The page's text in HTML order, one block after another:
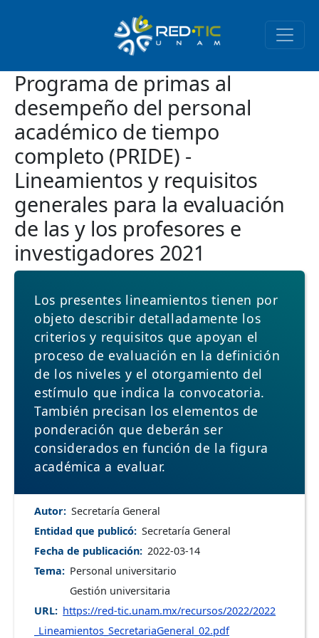
Programa de primas al
desempeño del personal
académico de tiempo
completo (PRIDE) -
Lineamientos y requisitos
generales para la evaluación
de las y los profesores e
investigadores 2021
Los presentes lineamientos tienen por
objeto describir detalladamente los
criterios y requisitos que apoyan el
proceso de evaluación en la definición
de los niveles y el otorgamiento del
estímulo que indica la convocatoria.
También precisan los elementos de
ponderación que deberán ser
considerados en función de la figura
académica a evaluar.
Autor Secretaría General
Entidad que publicó Secretaría General
Fecha de publicación 2022-03-14
Tema
Personal universitario
Gestión universitaria
URL
https://red-tic.unam.mx/recursos/2022/2022
_Lineamientos_SecretariaGeneral_02.pdf